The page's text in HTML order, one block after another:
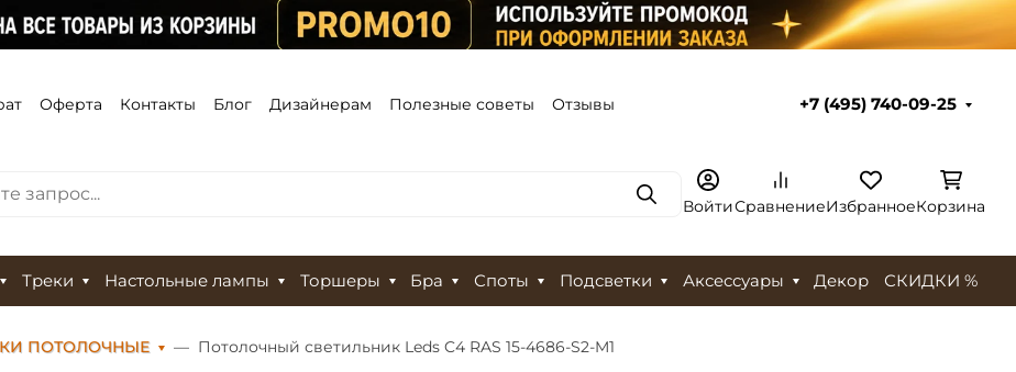
Оферта Контакты Блог Дизайнерам Полезные советы Отзывы +7 (495) 740-09-25
ПоискВойтиСравнениеИзбранноеКорзина
Треки Настольные лампы Торшеры Бра Споты Подсветки Аксессуары Декор СКИДКИ %
ПОТОЛОЧНЫЕ Потолочный светильник Leds C4 RAS 15-4686-S2-M1